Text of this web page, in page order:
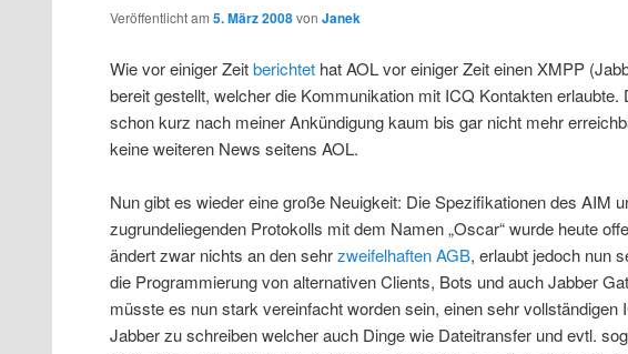
Veröffentlicht am5. März 2008 vonJanek
Wie vor einiger Zeitberichtet hat AOL vor einiger Zeit einen XMPP
bereit gestellt, welcher die Kommunikation mit ICQ Kontakten erlaubte.
schon kurz nach meiner Ankündigung kaum bis gar nicht mehr
keine weiteren News seitens AOL.
Nun gibt es wieder eine große Neuigkeit: Die Spezifikationen des AIM
zugrundeliegenden Protokolls mit dem Namen „Oscar“ wurde heute
ändert zwar nichts an den sehrzweifelhaften AGB, erlaubt jedoch nun
die Programmierung von alternativen Clients, Bots und auch Jabber
müsste es nun stark vereinfacht worden sein, einen sehr vollständigen
Jabber zu schreiben welcher auch Dinge wie Dateitransfer und evtl.